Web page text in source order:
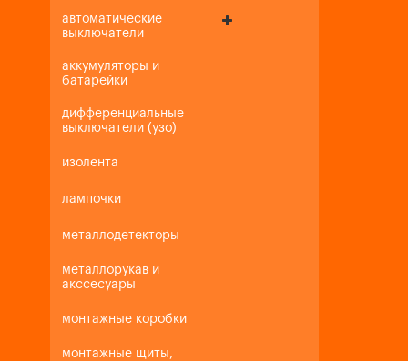
автоматические
выключатели
аккумуляторы и
батарейки
дифференциальные
выключатели (узо)
изолента
лампочки
металлодетекторы
металлорукав и
акссесуары
монтажные коробки
монтажные щиты,